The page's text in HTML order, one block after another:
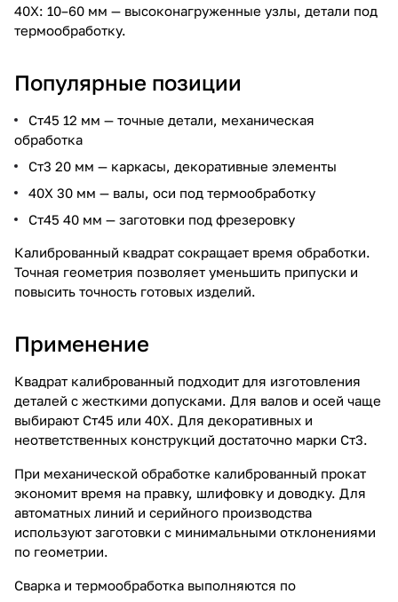
40Х: 10–60 мм — высоконагруженные узлы, детали под
термообработку.
Популярные позиции
Ст45 12 мм — точные детали, механическая
обработка
Ст3 20 мм — каркасы, декоративные элементы
40Х 30 мм — валы, оси под термообработку
Ст45 40 мм — заготовки под фрезеровку
Калиброванный квадрат сокращает время обработки.
Точная геометрия позволяет уменьшить припуски и
повысить точность готовых изделий.
Применение
Квадрат калиброванный подходит для изготовления
деталей с жесткими допусками. Для валов и осей чаще
выбирают Ст45 или 40Х. Для декоративных и
неответственных конструкций достаточно марки Ст3.
При механической обработке калиброванный прокат
экономит время на правку, шлифовку и доводку. Для
автоматных линий и серийного производства
используют заготовки с минимальными отклонениями
по геометрии.
Сварка и термообработка выполняются по